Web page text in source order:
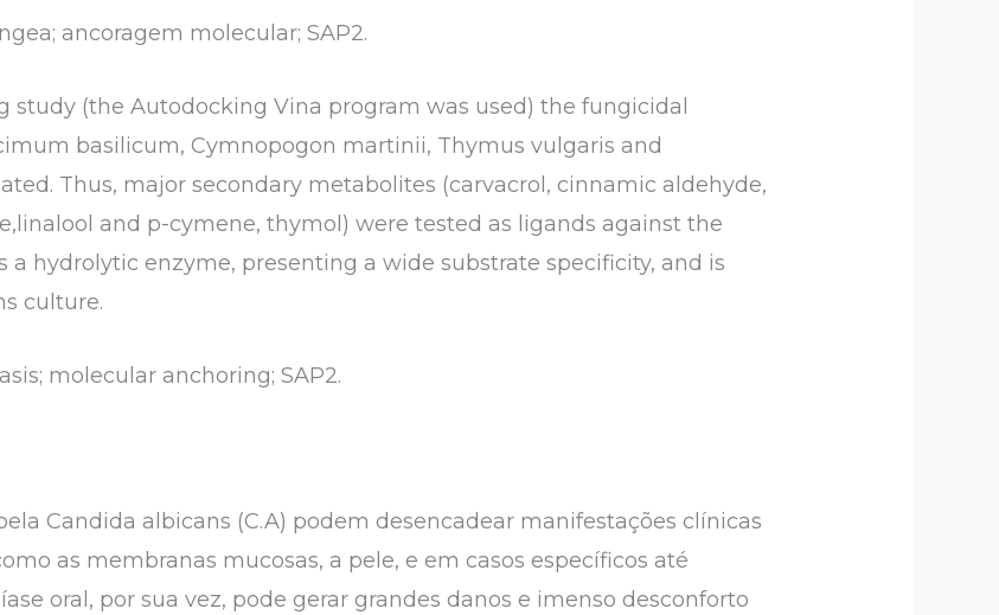
ancoragem molecular; SAP2.
study (the Autodocking Vina program was used) the fungicidal
basilicum, Cymnopogon martinii, Thymus vulgaris and
Thus, major secondary metabolites (carvacrol, cinnamic aldehyde,
and p-cymene, thymol) were tested as ligands against the
a hydrolytic enzyme, presenting a wide substrate specificity, and is
culture.
molecular anchoring; SAP2.
Candida albicans (C.A) podem desencadear manifestações clínicas
as membranas mucosas, a pele, e em casos específicos até
oral, por sua vez, pode gerar grandes danos e imenso desconforto